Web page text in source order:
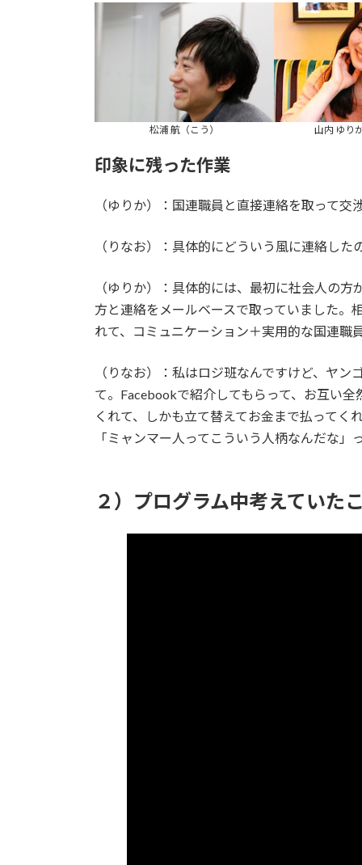
松浦 航（こう） 山内 ゆり
印象に残った作業
（ゆりか）：国連職員と直接連絡を取って
（りなお）：具体的にどういう風に連絡した
（ゆりか）：具体的には、最初に社会人の
方と連絡をメールベースで取っていました。
れて、コミュニケーション＋実用的な国連職
（りなお）：私はロジ班なんですけど、ヤ
て。Facebookで紹介してもらって、お互い
くれて、しかも立て替えてお金まで払ってく
「ミャンマー人ってこういう人柄なんだな
２）プログラム中考えていた